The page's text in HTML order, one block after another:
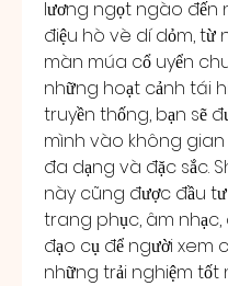
lương ngọt ngào đến
điệu hò vè dí dỏm, từ
màn múa cổ uyển
những hoạt cảnh tái
truyền thống, bạn sẽ
mình vào không
đa dạng và đặc sắc.
này cũng được đầu
trang phục, âm nhạc,
đạo cụ để người xem
những trải nghiệm tốt